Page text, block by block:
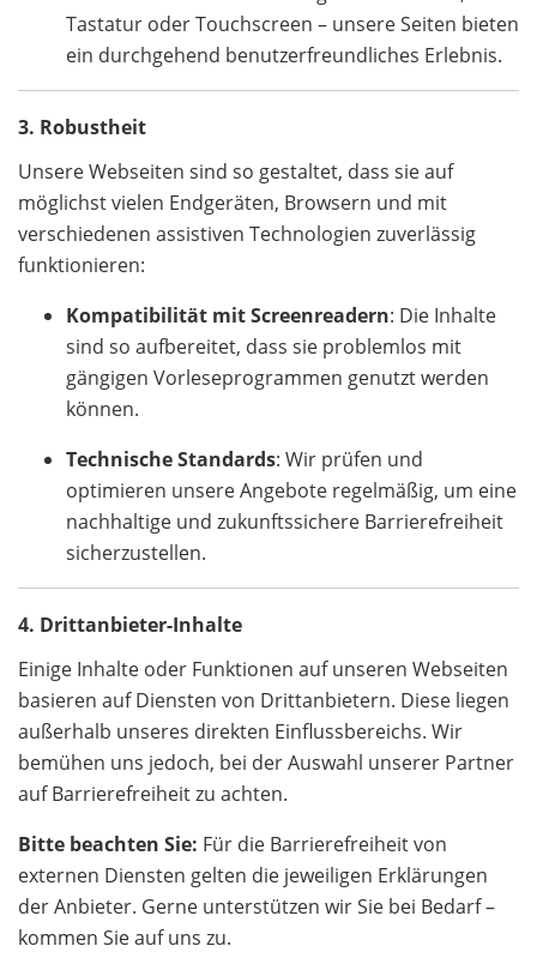
Tastatur oder Touchscreen – unsere Seiten bieten
ein durchgehend benutzerfreundliches Erlebnis.
3. Robustheit
Unsere Webseiten sind so gestaltet, dass sie auf
möglichst vielen Endgeräten, Browsern und mit
verschiedenen assistiven Technologien zuverlässig
funktionieren:
Kompatibilität mit Screenreadern: Die Inhalte
sind so aufbereitet, dass sie problemlos mit
gängigen Vorleseprogrammen genutzt werden
können.
Technische Standards: Wir prüfen und
optimieren unsere Angebote regelmäßig, um eine
nachhaltige und zukunftssichere Barrierefreiheit
sicherzustellen.
4. Drittanbieter-Inhalte
Einige Inhalte oder Funktionen auf unseren Webseiten
basieren auf Diensten von Drittanbietern. Diese liegen
außerhalb unseres direkten Einflussbereichs. Wir
bemühen uns jedoch, bei der Auswahl unserer Partner
auf Barrierefreiheit zu achten.
Bitte beachten Sie: Für die Barrierefreiheit von
externen Diensten gelten die jeweiligen Erklärungen
der Anbieter. Gerne unterstützen wir Sie bei Bedarf –
kommen Sie auf uns zu.